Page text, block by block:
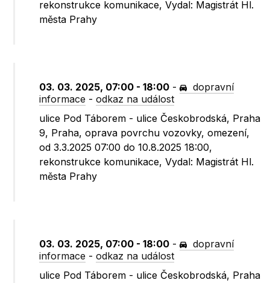
rekonstrukce komunikace, Vydal: Magistrát Hl.
města Prahy
03. 03. 2025, 07:00 - 18:00 -
dopravní
informace -odkaz na událost
ulice Pod Táborem - ulice Českobrodská, Praha
9, Praha, oprava povrchu vozovky, omezení,
od 3.3.2025 07:00 do 10.8.2025 18:00,
rekonstrukce komunikace, Vydal: Magistrát Hl.
města Prahy
03. 03. 2025, 07:00 - 18:00 -
dopravní
informace -odkaz na událost
ulice Pod Táborem - ulice Českobrodská, Praha